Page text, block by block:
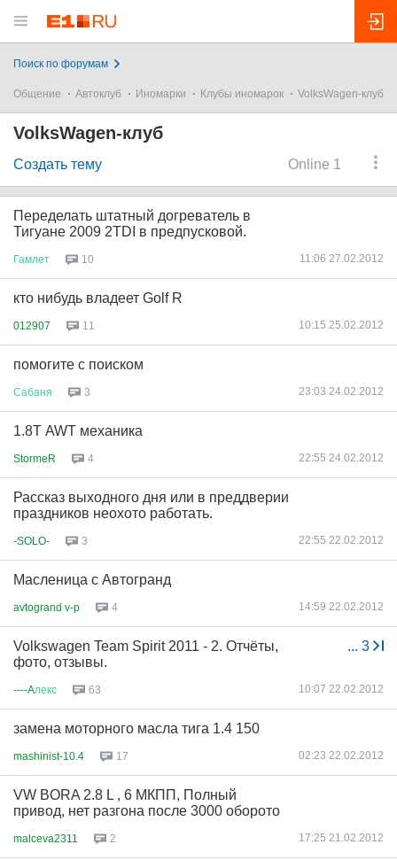
Поиск по форумам
Общение Автоклуб Иномарки Клубы иномарок VolksWagen-клуб
VolksWagen-клуб
Online 1
Создать тему
Переделать штатный догреватель в
Тигуане 2009 2TDI в предпусковой.
Гамлет 10 11:06 27.02.2012
кто нибудь владеет Golf R
012907 11 10:15 25.02.2012
помогите с поиском
Сабаня 3 23:03 24.02.2012
1.8Т AWT механика
StormeR 4 22:55 24.02.2012
Рассказ выходного дня или в преддверии
праздников неохото работать.
-SOLO- 3 22:55 22.02.2012
Масленица с Автогранд
avtogrand v-p 4 14:59 22.02.2012
... 3
Volkswagen Team Spirit 2011 - 2. Отчёты,
фото, отзывы.
----Aлекс 63 10:07 22.02.2012
замена моторного масла тига 1.4 150
mashinist-10.4 17 02:23 22.02.2012
VW BORA 2.8 L , 6 МКПП, Полный
привод, нет разгона после 3000 оборото
malceva2311 2 17:25 21.02.2012